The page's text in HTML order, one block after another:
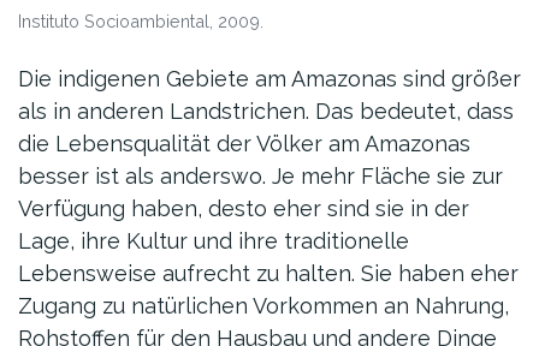
Instituto Socioambiental, 2009.
Die indigenen Gebiete am Amazonas sind größer
als in anderen Landstrichen. Das bedeutet, dass
die Lebensqualität der Völker am Amazonas
besser ist als anderswo. Je mehr Fläche sie zur
Verfügung haben, desto eher sind sie in der
Lage, ihre Kultur und ihre traditionelle
Lebensweise aufrecht zu halten. Sie haben eher
Zugang zu natürlichen Vorkommen an Nahrung,
Rohstoffen für den Hausbau und andere Dinge